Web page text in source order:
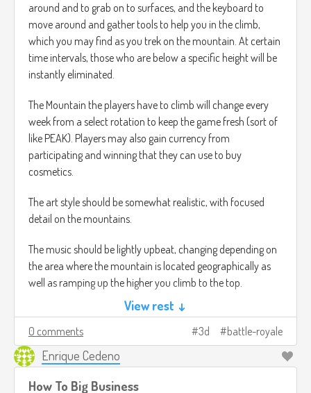
around and to grab on to surfaces, and the keyboard to
move around and gather tools to help you in the climb,
which you may find as you trek on the mountain. At certain
time intervals, those who are below a specific height will be
instantly eliminated.
The Mountain the players have to climb will change every
week from a select rotation to keep the game fresh (sort of
like PEAK). Players may also gain currency from
participating and winning that they can use to buy
cosmetics.
The art style should be somewhat realistic, with focused
detail on the mountains.
The music should be lightly upbeat, changing depending on
the area where the mountain is located geographically as
well as ramping up the higher you climb to the top.
Example image taken from: Peaks of Yore (2023, Anders
Grube Jensen)
View rest ↓
0 comments 3d battle-royale
Enrique Cedeno
How To Big Business